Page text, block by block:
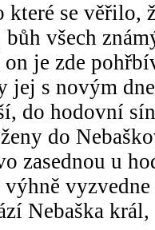
které se
bůh všech
je zde
jej s novým
do hodovní
do
zasednou u
Nebaška